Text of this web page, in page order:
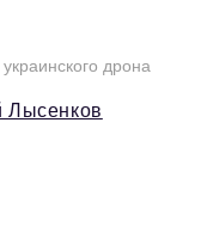
дрона
Лысенков